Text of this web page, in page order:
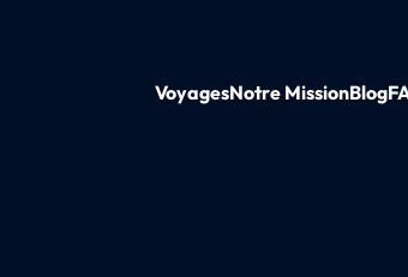
VoyagesNotre MissionBlog